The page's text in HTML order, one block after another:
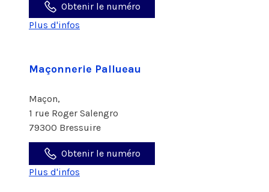
Obtenir le numéro
Plus d'infos
Maçonnerie Pallueau
Maçon,
1 rue Roger Salengro
79300 Bressuire
Obtenir le numéro
Plus d'infos